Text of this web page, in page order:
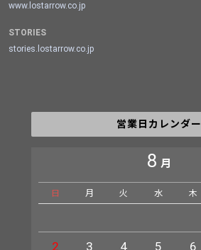
www.lostarrow.co.jp
STORIES
stories.lostarrow.co.jp
営業日カレンダー
8 月
日 月 火 水 木
2
3 4 5 6